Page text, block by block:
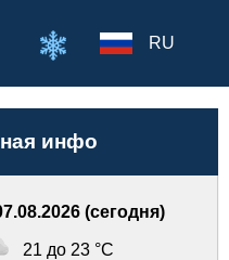
RU
инфо
(сегодня)
21 до 23 °C